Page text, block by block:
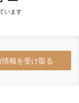
います
報を受け取る